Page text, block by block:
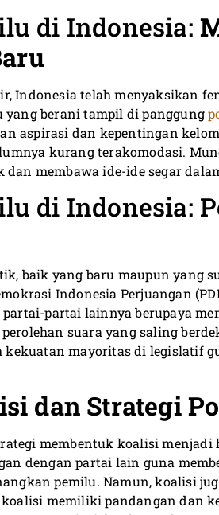
di Indonesia:
Indonesia telah menyaksikan
yang berani tampil di panggung
aspirasi dan kepentingan
kurang terakomodasi.
dan membawa ide-ide segar
di Indonesia:
baik yang baru maupun yang
Indonesia Perjuangan
partai-partai lainnya berupaya
suara yang saling
mayoritas di legislatif
dan Strategi
membentuk koalisi
dengan partai lain guna
pemilu. Namun, koalisi
memiliki pandangan dan